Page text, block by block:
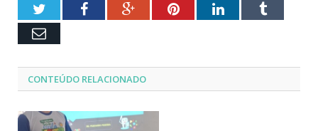
TwitterFacebookGoogle+PinterestLinkedInTumblr
Email
CONTEÚDO RELACIONADO